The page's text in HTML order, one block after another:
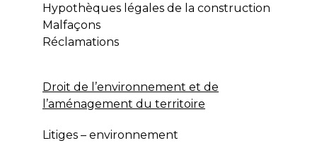
Hypothèques légales de la construction
Malfaçons
Réclamations
Droit de l’environnement et de
l’aménagement du territoire
Litiges – environnement